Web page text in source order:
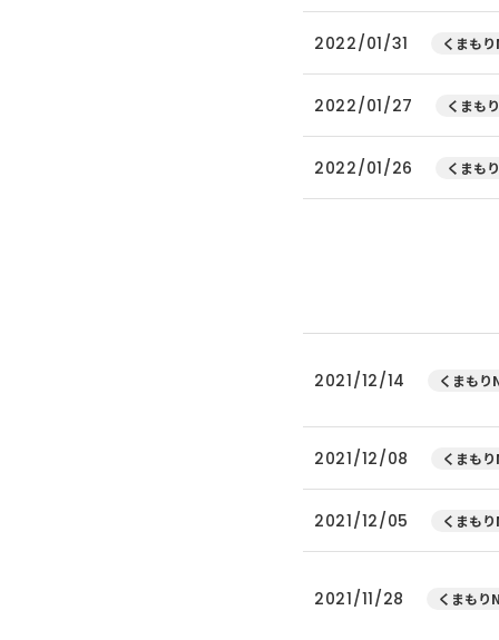
2022/01/31 くまも
2022/01/27 くまも
2022/01/26 くまも
2021/12/14 くまもり
2021/12/08 くまも
2021/12/05 くまも
2021/11/28 くまもり